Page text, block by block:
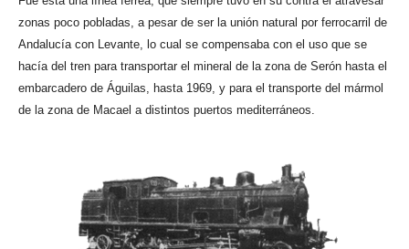
zonas poco pobladas, a pesar de ser la unión natural por ferrocarril de
Andalucía con Levante, lo cual se compensaba con el uso que se
hacía del tren para transportar el mineral de la zona de Serón hasta el
embarcadero de Águilas, hasta 1969, y para el transporte del mármol
de la zona de Macael a distintos puertos mediterráneos.